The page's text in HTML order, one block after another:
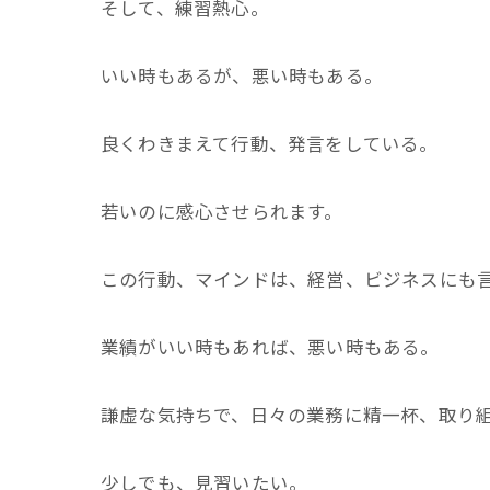
そして、練習熱心。
いい時もあるが、悪い時もある。
良くわきまえて行動、発言をしている。
若いのに感心させられます。
この行動、マインドは、経営、ビジネスにも
業績がいい時もあれば、悪い時もある。
謙虚な気持ちで、日々の業務に精一杯、取り組
少しでも、見習いたい。